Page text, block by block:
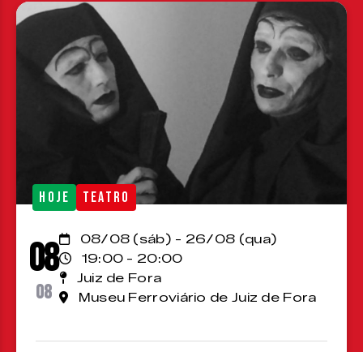
HOJE TEATRO
08
08
08/08 (sáb) - 26/08 (qua)
19:00 - 20:00
Juiz de Fora
Museu Ferroviário de Juiz de Fora